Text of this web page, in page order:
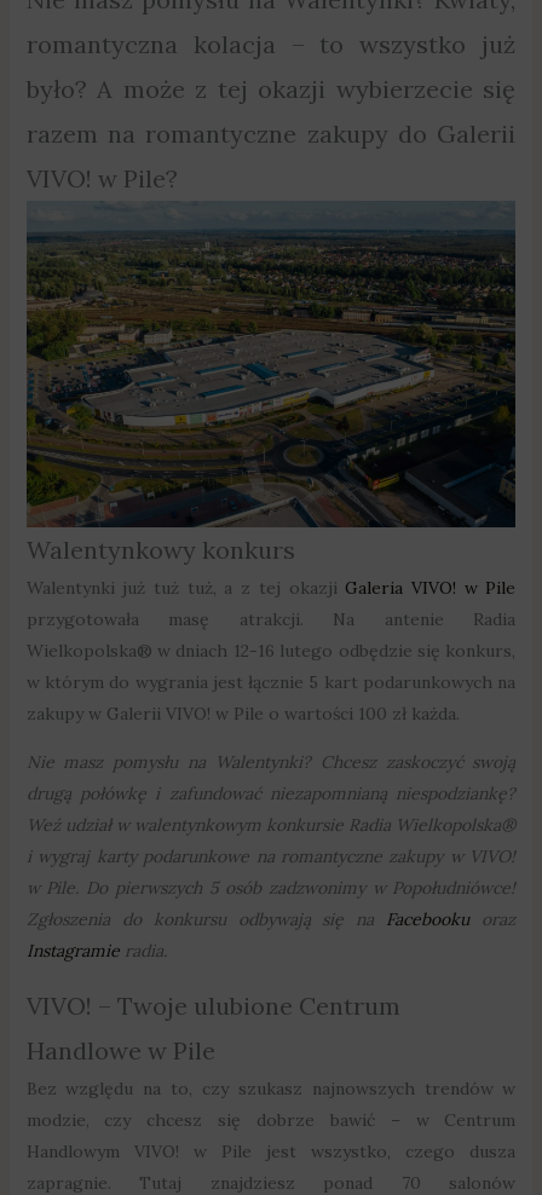
romantyczna kolacja – to wszystko już
było? A może z tej okazji wybierzecie się
razem na romantyczne zakupy do Galerii
VIVO! w Pile?
Walentynkowy konkurs
Walentynki już tuż tuż, a z tej okazji Galeria VIVO! w Pile
przygotowała masę atrakcji. Na antenie Radia
Wielkopolska® w dniach 12-16 lutego odbędzie się konkurs,
w którym do wygrania jest łącznie 5 kart podarunkowych na
zakupy w Galerii VIVO! w Pile o wartości 100 zł każda.
Nie masz pomysłu na Walentynki? Chcesz zaskoczyć swoją
drugą połówkę i zafundować niezapomnianą niespodziankę?
Weź udział w walentynkowym konkursie Radia Wielkopolska®
i wygraj karty podarunkowe na romantyczne zakupy w VIVO!
w Pile. Do pierwszych 5 osób zadzwonimy w Popołudniówce!
Zgłoszenia do konkursu odbywają się na Facebookuoraz
Instagramieradia.
VIVO! – Twoje ulubione Centrum
Handlowe w Pile
Bez względu na to, czy szukasz najnowszych trendów w
modzie, czy chcesz się dobrze bawić – w Centrum
Handlowym VIVO! w Pile jest wszystko, czego dusza
zapragnie. Tutaj znajdziesz ponad 70 salonów